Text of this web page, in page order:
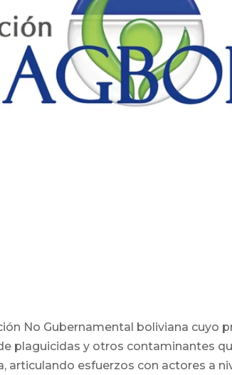
No Gubernamental boliviana cuyo
plaguicidas y otros contaminantes
articulando esfuerzos con actores a